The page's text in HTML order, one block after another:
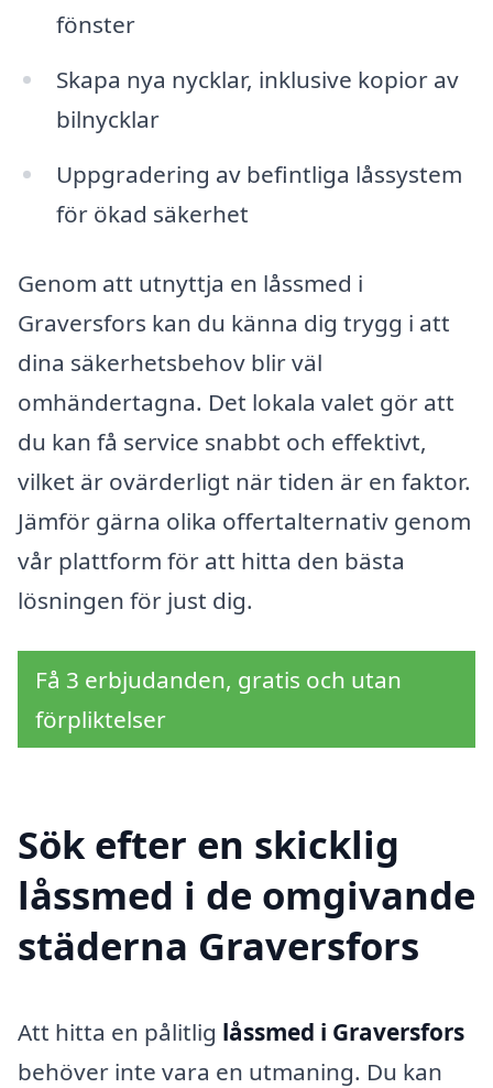
fönster
Skapa nya nycklar, inklusive kopior av
bilnycklar
Uppgradering av befintliga låssystem
för ökad säkerhet
Genom att utnyttja en låssmed i
Graversfors kan du känna dig trygg i att
dina säkerhetsbehov blir väl
omhändertagna. Det lokala valet gör att
du kan få service snabbt och effektivt,
vilket är ovärderligt när tiden är en faktor.
Jämför gärna olika offertalternativ genom
vår plattform för att hitta den bästa
lösningen för just dig.
Få 3 erbjudanden, gratis och utan
förpliktelser
Sök efter en skicklig
låssmed i de omgivande
städerna Graversfors
Att hitta en pålitlig låssmed i Graversfors
behöver inte vara en utmaning. Du kan